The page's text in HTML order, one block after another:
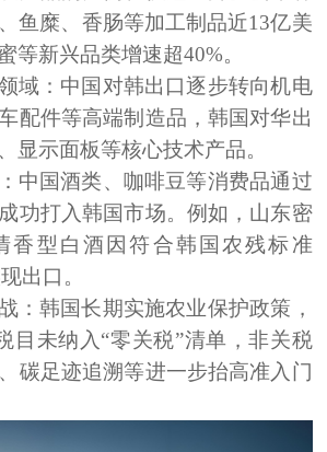
鱼糜、 香肠等加工制品近13亿美
等新兴品类增速超40%。
域： 中国对韩出口逐步转向机电
配件等高端制造品，韩国对华出
显示面板等核心技术产品。
中国酒类、咖啡豆等消费品通过
功打入韩国市场。例如，山东密
香型白酒因符合韩国农残标准
出口。
： 韩国长期实施农业保护政策，
目未纳入“零关税”清单，非关税
碳足迹追溯等进一步抬高准入门